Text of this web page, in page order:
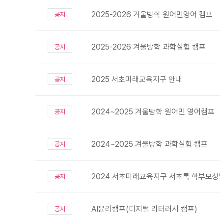
공지 2025-2026 겨울방학 원어민영어 캠프
공지 2025-2026 겨울방학 과학실험 캠프
공지 2025 서초미래교육지구 안내
공지 2024~2025 겨울방학 원어민 영어캠프
공지 2024~2025 겨울방학 과학실험 캠프
공지 2024 서초미래교육지구 서초톡 학부모
공지 AI윤리캠프(디지털 리터러시 캠프)